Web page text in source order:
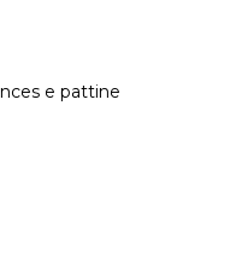
e pattine